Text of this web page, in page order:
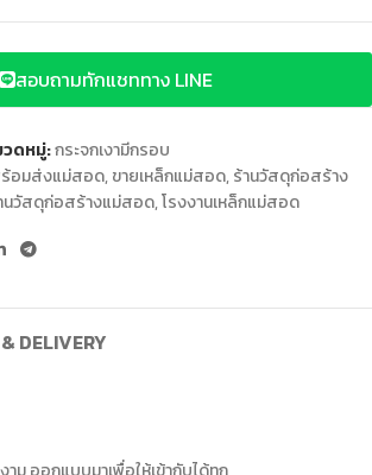
สอบถามทักแชททาง LINE
ดหมู่:กระจกเงามีกรอบ
ร้อมส่งแม่สอด,ขายเหล็กแม่สอด,ร้านวัสดุก่อสร้าง
นวัสดุก่อสร้างแม่สอด,โรงงานเหล็กแม่สอด
DELIVERY